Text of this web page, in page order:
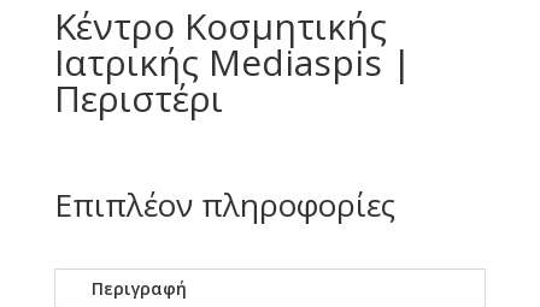
Κέντρο Κοσμητικής
Ιατρικής Mediaspis |
Περιστέρι
Επιπλέον πληροφορίες
Περιγραφή